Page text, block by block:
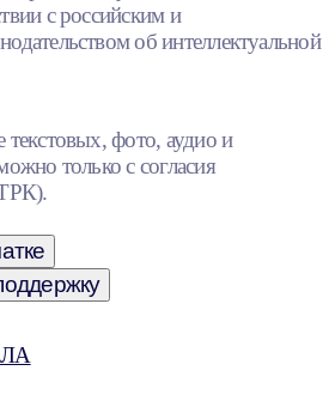
с российским и
об интеллектуальной
фото, аудио и
только с согласия